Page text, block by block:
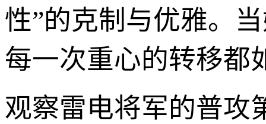
性”的克制与优雅。
每一次重心的转移都
观察雷电将军的普攻